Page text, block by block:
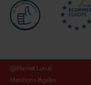
@Maniet Luxus
Mentions légales